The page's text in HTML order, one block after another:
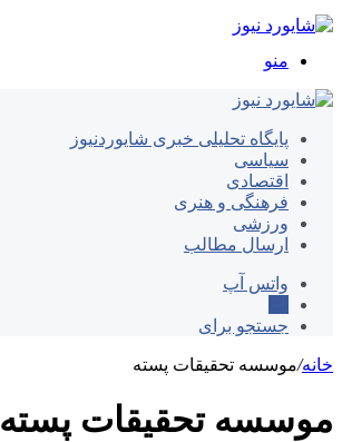
منو
پایگاه تحلیلی خبری شایوردنیوز
سیاسی
اقتصادی
فرهنگی و هنری
ورزشی
ارسال مطالب
واتس آپ
جستجو برای
خانه/موسسه تحقیقات پسته
موسسه تحقیقات پسته